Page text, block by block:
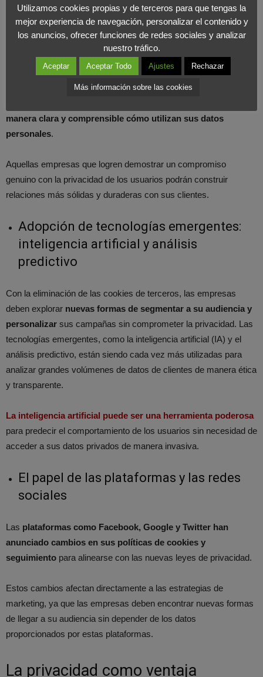
Transparencia y confianza: claves para
mantener la lealtad del cliente
En este nuevo contexto de privacidad, la transparencia se
convierte en un valor fundamental. Losconsumidores
manera clara y comprensible cómo utilizan sus datos
personales.
Aquellas empresas que logren demostrar un compromiso
genuino con la privacidad de los usuarios podrán construir
relaciones más sólidas y duraderas con sus clientes.
Adopción de tecnologías emergentes:
inteligencia artificial y análisis
predictivo
Con la eliminación de las cookies de terceros, las empresas
deben explorar nuevas formas de segmentar a su audiencia y
personalizar sus campañas sin comprometer la privacidad. Las
tecnologías emergentes, como la inteligencia artificial (IA) y el
análisis predictivo, están siendo cada vez más utilizadas para
analizar grandes volúmenes de datos de clientes de manera ética
y transparente.
La inteligencia artificial puede ser una herramienta poderosa
para predecir el comportamiento de los usuarios sin necesidad de
acceder a sus datos privados de manera invasiva.
El papel de las plataformas y las redes
sociales
Las plataformas como Facebook, Google y Twitter han
anunciado cambios en sus políticas de cookies y
seguimiento para alinearse con las nuevas leyes de privacidad.
Estos cambios afectan directamente a las estrategias de
marketing, ya que las empresas deben encontrar nuevas formas
de llegar a su audiencia sin depender de los datos
proporcionados por estas plataformas.
La privacidad como ventaja
Utilizamos cookies propias y de terceros para que tengas la
mejor experiencia de navegación, personalizar el contenido y
los anuncios, ofrecer funciones de redes sociales y analizar
nuestro tráfico.
Aceptar Aceptar Todo Ajustes Rechazar
Más información sobre las cookies